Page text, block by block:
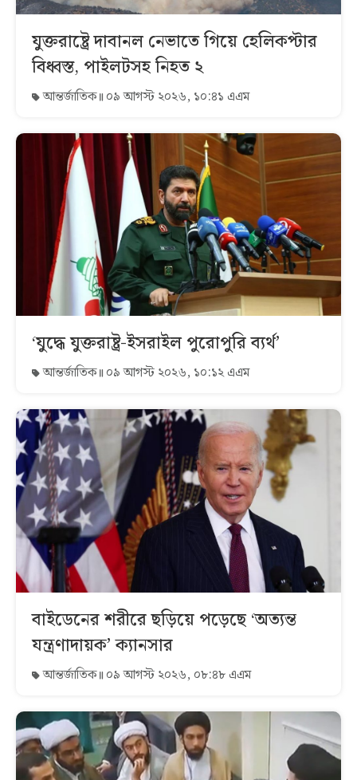
যুক্তরাষ্ট্রে দাবানল নেভাতে গিয়ে হেলিকপ্টার
বিধ্বস্ত, পাইলটসহ নিহত ২
আন্তর্জাতিক ০৯ আগস্ট ২০২৬, ১০:৪১ এএম
‘যুদ্ধে যুক্তরাষ্ট্র-ইসরাইল পুরোপুরি ব্যর্থ’
আন্তর্জাতিক ০৯ আগস্ট ২০২৬, ১০:১২ এএম
বাইডেনের শরীরে ছড়িয়ে পড়েছে ‘অত্যন্ত
যন্ত্রণাদায়ক’ ক্যানসার
আন্তর্জাতিক ০৯ আগস্ট ২০২৬, ০৮:৪৮ এএম